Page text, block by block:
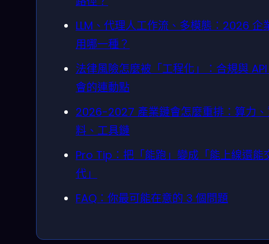
LLM、代理人工作流、多模態：2026 企
用哪一種？
法律風險怎麼被「工程化」：合規與
會的連動點
2026-2027 產業鏈會怎麼重排：算力
料、工具鏈
Pro Tip：把「能跑」變成「能上線還能
代」
FAQ：你最可能在意的 3 個問題